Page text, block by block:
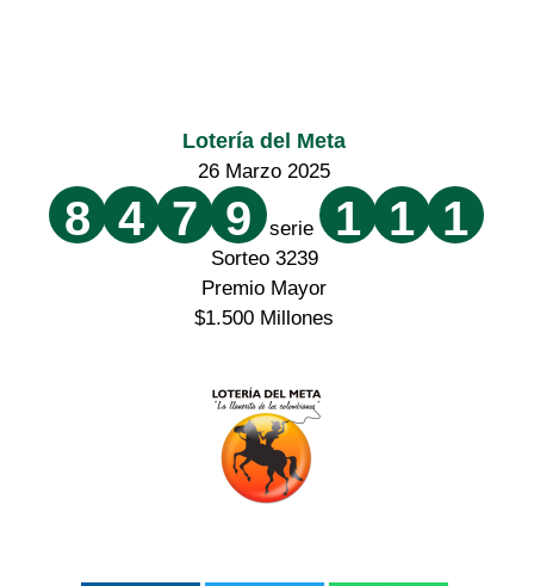
Lotería del Meta
26 Marzo 2025
8 4 7 9 serie 1 1 1
Sorteo 3239
Premio Mayor
$1.500 Millones